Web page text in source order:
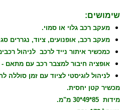
שימושים:
מעקב רכב גלוי או סמוי.
מעקב רכב, אופנועים, ציוד, נגררים
כמכשיר איתור נייד לרכב לניהול
אופציה חיבור למצבר רכב עם מתאם -
לניהול לוגיסטי לציוד עם זמן סוללה
מכשיר קטן יחסית.
מידות 85*49*30 מ"מ.